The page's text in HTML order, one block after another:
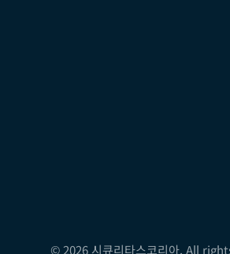
© 2026 시큐리타스코리아. All